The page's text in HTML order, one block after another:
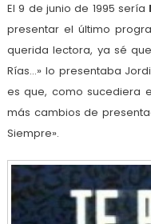
El 9 de junio de 1995 sería
presentar el último
querida lectora, ya sé
Rías…» lo presentaba
es que, como sucediera
más cambios de
Siempre».